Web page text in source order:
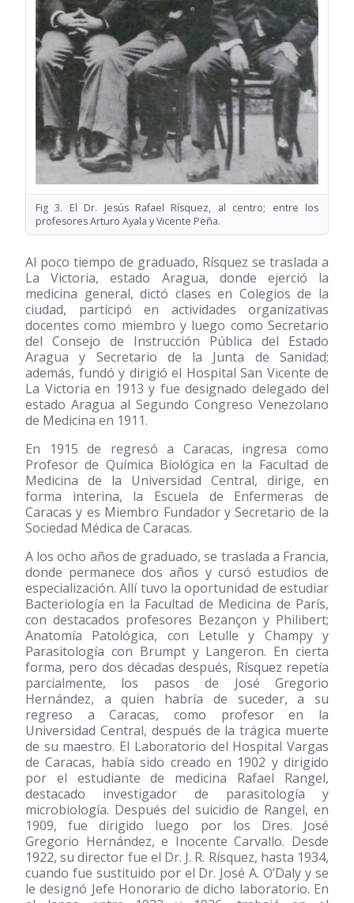
Fig 3. El Dr. Jesús Rafael Rísquez, al centro; entre los
profesores Arturo Ayala y Vicente Peña.
Al poco tiempo de graduado, Rísquez se traslada a
La Victoria, estado Aragua, donde ejerció la
medicina general, dictó clases en Colegios de la
ciudad, participó en actividades organizativas
docentes como miembro y luego como Secretario
del Consejo de Instrucción Pública del Estado
Aragua y Secretario de la Junta de Sanidad;
además, fundó y dirigió el Hospital San Vicente de
La Victoria en 1913 y fue designado delegado del
estado Aragua al Segundo Congreso Venezolano
de Medicina en 1911.
En 1915 de regresó a Caracas, ingresa como
Profesor de Química Biológica en la Facultad de
Medicina de la Universidad Central, dirige, en
forma interina, la Escuela de Enfermeras de
Caracas y es Miembro Fundador y Secretario de la
Sociedad Médica de Caracas.
A los ocho años de graduado, se traslada a Francia,
donde permanece dos años y cursó estudios de
especialización. Allí tuvo la oportunidad de estudiar
Bacteriología en la Facultad de Medicina de París,
con destacados profesores Bezançon y Philibert;
Anatomía Patológica, con Letulle y Champy y
Parasitología con Brumpt y Langeron. En cierta
forma, pero dos décadas después, Rísquez repetía
parcialmente, los pasos de José Gregorio
Hernández, a quien habría de suceder, a su
regreso a Caracas, como profesor en la
Universidad Central, después de la trágica muerte
de su maestro. El Laboratorio del Hospital Vargas
de Caracas, había sido creado en 1902 y dirigido
por el estudiante de medicina Rafael Rangel,
destacado investigador de parasitología y
microbiología. Después del suicidio de Rangel, en
1909, fue dirigido luego por los Dres. José
Gregorio Hernández, e Inocente Carvallo. Desde
1922, su director fue el Dr. J. R. Rísquez, hasta 1934,
cuando fue sustituido por el Dr. José A. O’Daly y se
le designó Jefe Honorario de dicho laboratorio. En